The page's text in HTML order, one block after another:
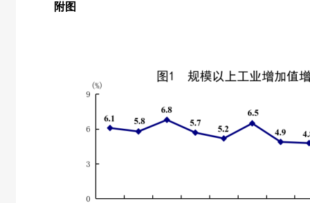
附图